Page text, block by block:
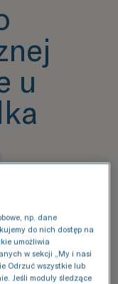
u
ale może
życia
a jedynie
się ona w
np. dane
do nich dostęp na
umożliwia
w sekcji „My i nasi
Odrzuć wszystkie lub
Jeśli moduły śledzące